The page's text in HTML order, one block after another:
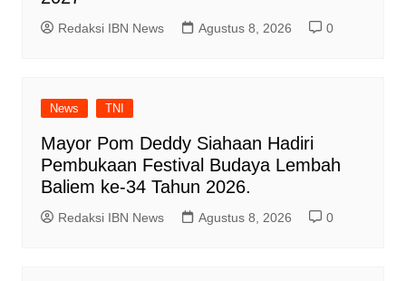
Redaksi IBN News Agustus 8, 2026 0
News TNI
Mayor Pom Deddy Siahaan Hadiri
Pembukaan Festival Budaya Lembah
Baliem ke-34 Tahun 2026.
Redaksi IBN News Agustus 8, 2026 0